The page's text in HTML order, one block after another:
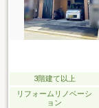
3階建て以上
リフォームリノベーシ
ョン